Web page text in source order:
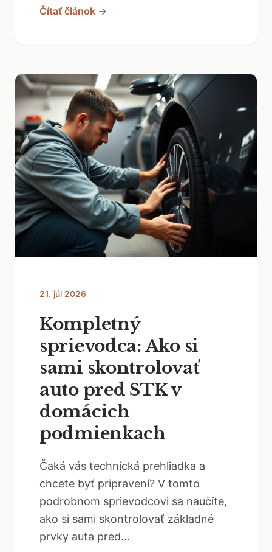
Čítať článok →
21. júl 2026
Kompletný
sprievodca: Ako si
sami skontrolovať
auto pred STK v
domácich
podmienkach
Čaká vás technická prehliadka a
chcete byť pripravení? V tomto
podrobnom sprievodcovi sa naučíte,
ako si sami skontrolovať základné
prvky auta pred...